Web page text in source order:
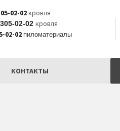
02-02кровля
02-02 кровля
02-02 пиломатериалы
КОНТАКТЫ